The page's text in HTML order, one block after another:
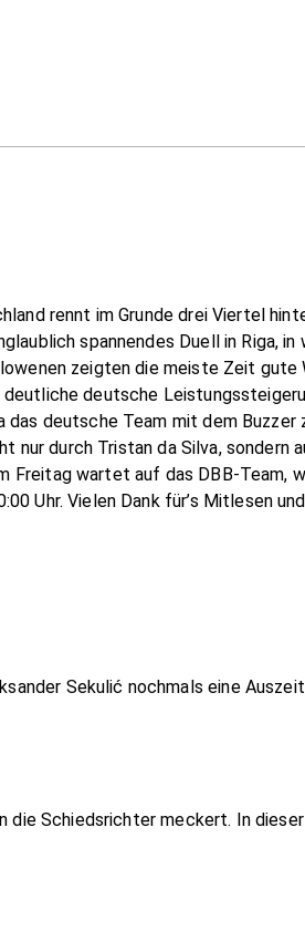
rennt im Grunde drei Viertel
spannendes Duell in Riga,
zeigten die meiste Zeit gute
deutsche
das deutsche Team mit dem
durch Tristan da Silva, sondern
Freitag wartet auf das DBB-Team,
Uhr. Vielen Dank für’s Mitlesen
Sekulić nochmals eine
die Schiedsrichter meckert. In